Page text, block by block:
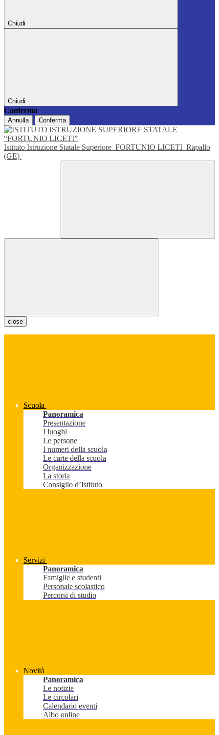
Chiudi
Chiudi
Conferma
Annulla Conferma
Istituto Istruzione Statale Superiore FORTUNIO LICETI Rapallo
(GE)
close
Scuola
Panoramica
Presentazione
I luoghi
Le persone
I numeri della scuola
Le carte della scuola
Organizzazione
La storia
Consiglio d’Istituto
Servizi
Panoramica
Famiglie e studenti
Personale scolastico
Percorsi di studio
Novità
Panoramica
Le notizie
Le circolari
Calendario eventi
Albo online